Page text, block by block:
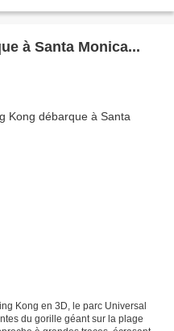
à Santa Monica...
Kong en 3D, le parc Universal
du gorille géant sur la plage